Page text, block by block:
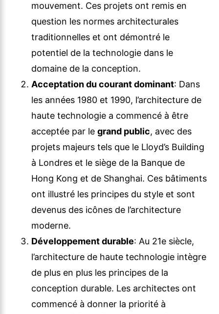
mouvement. Ces projets ont remis en
question les normes architecturales
traditionnelles et ont démontré le
potentiel de la technologie dans le
domaine de la conception.
Acceptation du courant dominant: Dans
les années 1980 et 1990, l’architecture de
haute technologie a commencé à être
acceptée par le grand public, avec des
projets majeurs tels que le Lloyd’s Building
à Londres et le siège de la Banque de
Hong Kong et de Shanghai. Ces bâtiments
ont illustré les principes du style et sont
devenus des icônes de l’architecture
moderne.
Développement durable: Au 21e siècle,
l’architecture de haute technologie intègre
de plus en plus les principes de la
conception durable. Les architectes ont
commencé à donner la priorité à